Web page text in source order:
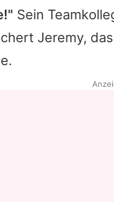
Sein
Jeremy,